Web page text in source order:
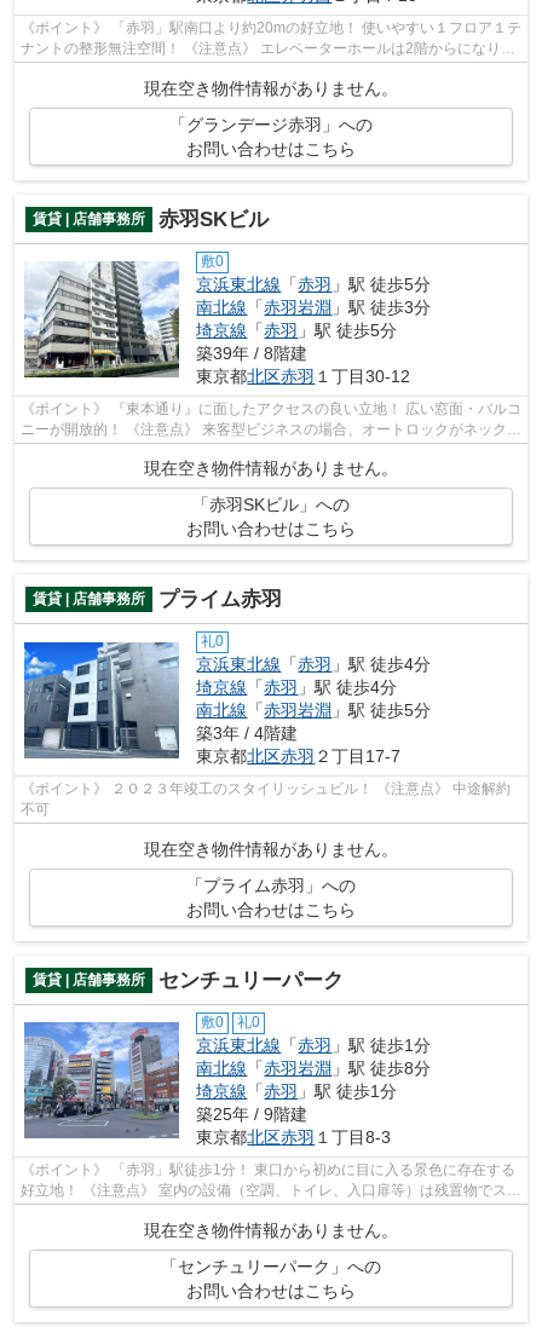
《ポイント》 「赤羽」駅南口より約20mの好立地！ 使いやすい１フロア１テ
ナントの整形無注空間！ 《注意点》 エレベーターホールは2階からになりま
現在空き物件情報がありません。
「グランデージ赤羽」への
お問い合わせはこちら
賃貸 | 店舗事務所 赤羽SKビル
敷0
京浜東北線 「赤羽 」駅 徒歩5分
南北線 「赤羽岩淵 」駅 徒歩3分
埼京線 「赤羽 」駅 徒歩5分
築39年 / 8階建
東京都北区赤羽 １丁目30-12
《ポイント》 『東本通り』に面したアクセスの良い立地！ 広い窓面・バルコ
ニーが開放的！ 《注意点》 来客型ビジネスの場合、オートロックがネックに
なる可能性があるかもしれません
現在空き物件情報がありません。
「赤羽SKビル」への
お問い合わせはこちら
賃貸 | 店舗事務所 プライム赤羽
礼0
京浜東北線 「赤羽 」駅 徒歩4分
埼京線 「赤羽 」駅 徒歩4分
南北線 「赤羽岩淵 」駅 徒歩5分
築3年 / 4階建
東京都北区赤羽 ２丁目17-7
《ポイント》 ２０２３年竣工のスタイリッシュビル！ 《注意点》 中途解約
不可
現在空き物件情報がありません。
「プライム赤羽」への
お問い合わせはこちら
賃貸 | 店舗事務所 センチュリーパーク
敷0 礼0
京浜東北線 「赤羽 」駅 徒歩1分
南北線 「赤羽岩淵 」駅 徒歩8分
埼京線 「赤羽 」駅 徒歩1分
築25年 / 9階建
東京都北区赤羽 １丁目8-3
《ポイント》 「赤羽」駅徒歩1分！ 東口から初めに目に入る景色に存在する
好立地！ 《注意点》 室内の設備（空調、トイレ、入口扉等）は残置物でスケ
ルトン契約となります
現在空き物件情報がありません。
「センチュリーパーク」への
お問い合わせはこちら